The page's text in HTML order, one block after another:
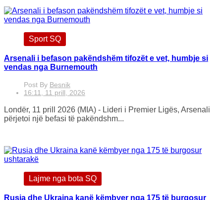
Sport SQ
Arsenali i befason pakëndshëm tifozët e vet, humbje si
vendas nga Burnemouth
Post By Besnik
16:11, 11 prill, 2026
Londër, 11 prill 2026 (MIA) - Lideri i Premier Ligës, Arsenali
përjetoi një befasi të pakëndshm...
Lajme nga bota SQ
Rusia dhe Ukraina kanë këmbyer nga 175 të burgosur